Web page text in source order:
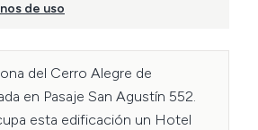
de uso
del Cerro Alegre de
en Pasaje San Agustín 552.
esta edificación un Hotel